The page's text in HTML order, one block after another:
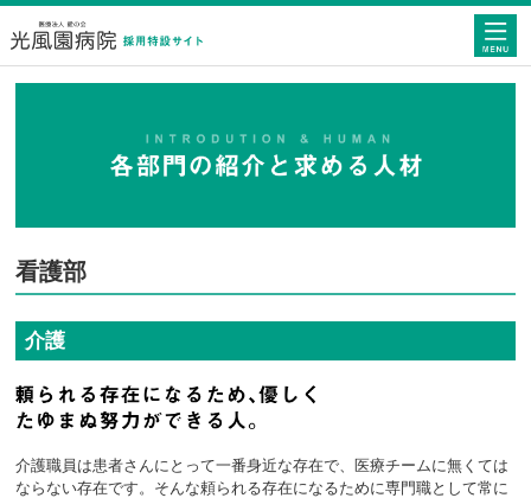
看護部
介護
介護職員は患者さんにとって一番身近な存在で、医療チームに無くては
ならない存在です。そんな頼られる存在になるために専門職として常に